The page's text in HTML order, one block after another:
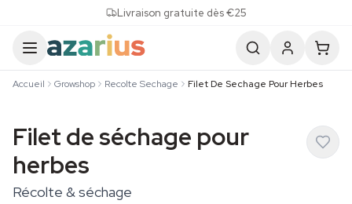
Livraison gratuite dès €25
Accueil Growshop Recolte Sechage Filet De Sechage Pour Herbes
Filet de séchage pour
herbes
Récolte & séchage